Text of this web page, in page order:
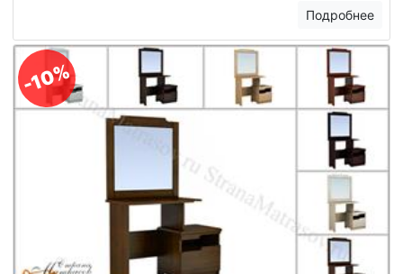
Подробнее
-10%